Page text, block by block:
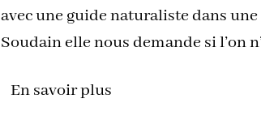
avec une guide naturaliste dans
Soudain elle nous demande si l’on
En savoir plus